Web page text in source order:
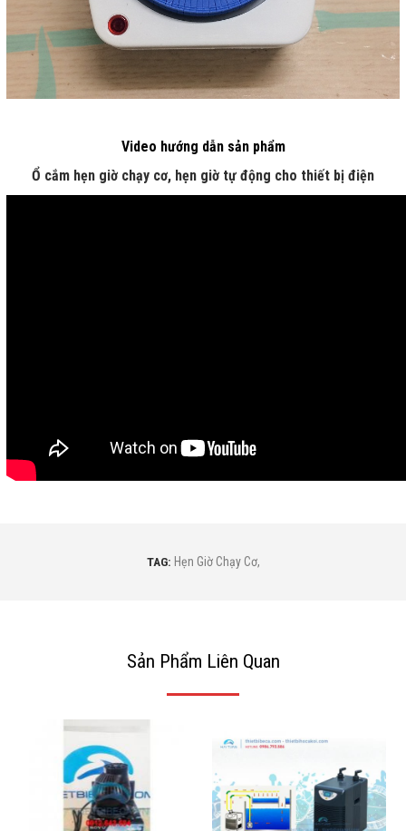
Video hướng dẫn sản phẩm
Ổ cắm hẹn giờ chạy cơ, hẹn giờ tự động cho thiết bị điện
TAG: Hẹn Giờ Chạy Cơ,
Sản Phẩm Liên Quan